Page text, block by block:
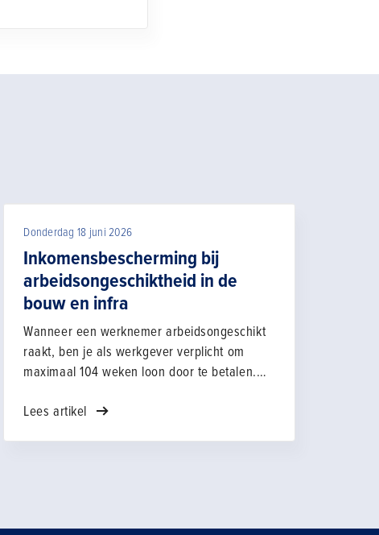
Donderdag 18 juni 2026
Inkomensbescherming bij
arbeidsongeschiktheid in de
bouw en infra
Wanneer een werknemer arbeidsongeschikt
raakt, ben je als werkgever verplicht om
maximaal 104 weken loon door te betalen.
WIA (Wet werk en inkomen naar
Lees artikel